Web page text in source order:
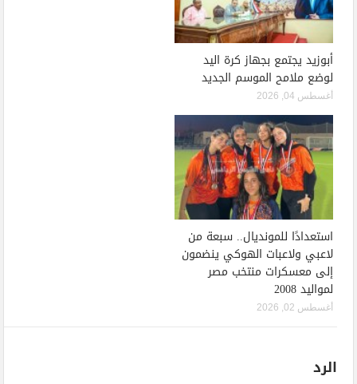
أبوزيد يجتمع بجهاز كرة اليد
لوضع ملامح الموسم الجديد
أغسطس 04, 2026
استعدادًا للمونديال.. سبعة من
لاعبي ولاعبات الهوكي ينضمون
إلى معسكرات منتخب مصر
لمواليد 2008
أغسطس 02, 2026
الرد